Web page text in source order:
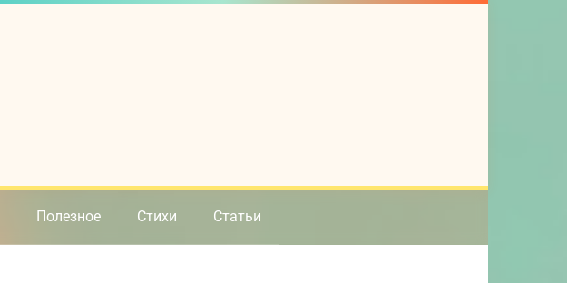
Полезное Стихи Статьи